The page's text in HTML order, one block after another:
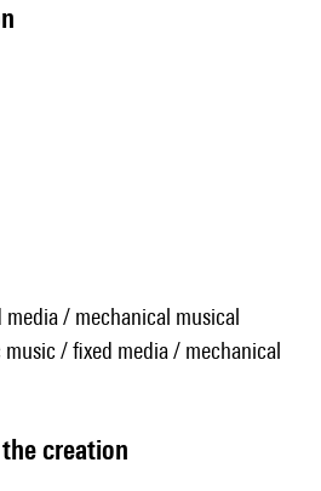
/ mechanical musical
/ fixed media / mechanical
creation